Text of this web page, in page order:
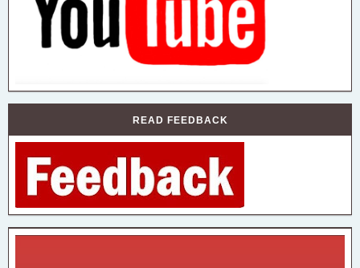
READ FEEDBACK